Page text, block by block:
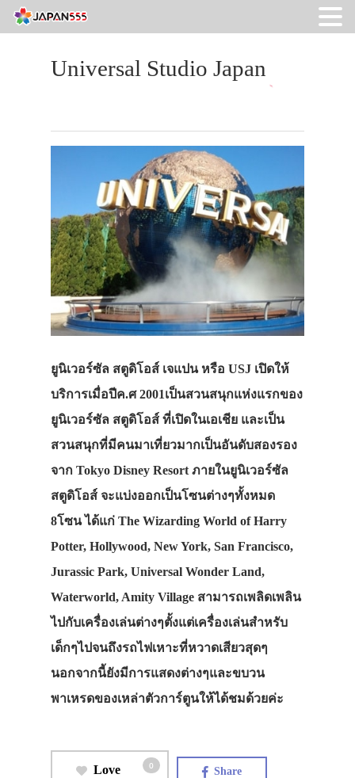
Universal Studio Japan
ยูนิเวอร์ซัล สตูดิโอส์ เจแปน หรือ USJ เปิดให้
บริการเมื่อปีค.ศ 2001เป็นสวนสนุกแห่งแรกของ
ยูนิเวอร์ซัล สตูดิโอส์ ที่เปิดในเอเชีย และเป็น
สวนสนุกที่มีคนมาเที่ยวมากเป็นอันดับสองรอง
จาก Tokyo Disney Resort ภายในยูนิเวอร์ซัล
สตูดิโอส์ จะแบ่งออกเป็นโซนต่างๆทั้งหมด
8โซน ได้แก่ The Wizarding World of Harry
Potter, Hollywood, New York, San Francisco,
Jurassic Park, Universal Wonder Land,
Waterworld, Amity Village สามารถเพลิดเพลิน
ไปกับเครื่องเล่นต่างๆตั้งแต่เครื่องเล่นสำหรับ
เด็กๆไปจนถึงรถไฟเหาะที่หวาดเสียวสุดๆ
นอกจากนี้ยังมีการแสดงต่างๆและขบวน
พาเหรดของเหล่าตัวการ์ตูนให้ได้ชมด้วยค่ะ
Love 0 Share